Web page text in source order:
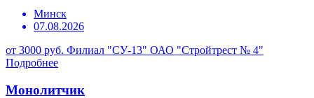
Минск
07.08.2026
от 3000 руб. Филиал "СУ-13" ОАО "Стройтрест № 4"
Подробнее
Монолитчик